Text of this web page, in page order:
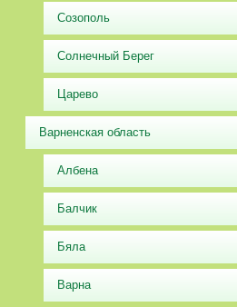
Созополь
Солнечный Берег
Царево
Варненская область
Албена
Балчик
Бяла
Варна